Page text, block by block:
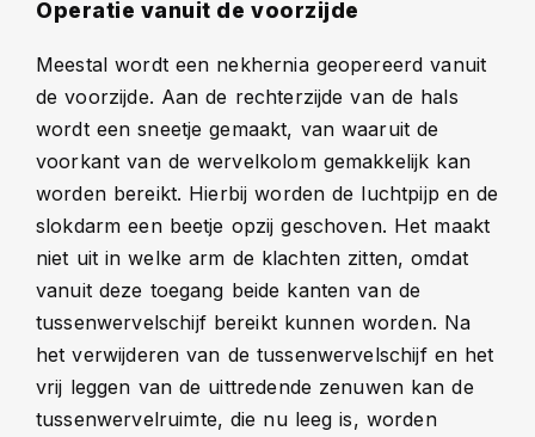
Operatie vanuit de voorzijde
Meestal wordt een nekhernia geopereerd vanuit
de voorzijde. Aan de rechterzijde van de hals
wordt een sneetje gemaakt, van waaruit de
voorkant van de wervelkolom gemakkelijk kan
worden bereikt. Hierbij worden de luchtpijp en de
slokdarm een beetje opzij geschoven. Het maakt
niet uit in welke arm de klachten zitten, omdat
vanuit deze toegang beide kanten van de
tussenwervelschijf bereikt kunnen worden. Na
het verwijderen van de tussenwervelschijf en het
vrij leggen van de uittredende zenuwen kan de
tussenwervelruimte, die nu leeg is, worden